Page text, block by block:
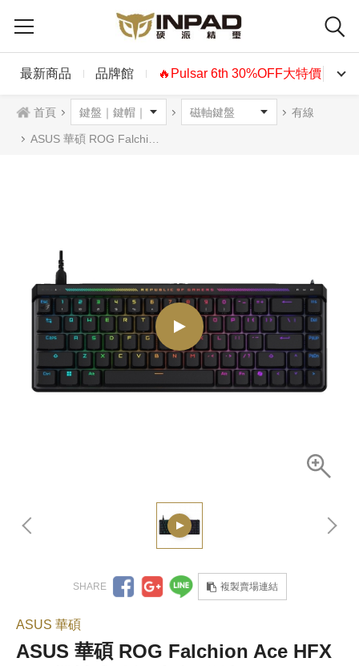
最新商品 品牌館 🔥Pulsar 6th 30%OFF大特價🔥
首頁 有線
ASUS 華碩 ROG Falchion Ace HFX 65%機械式鍵盤 中文 磁軸
複製賣場連結
ASUS 華碩
ASUS 華碩 ROG Falchion Ace HFX